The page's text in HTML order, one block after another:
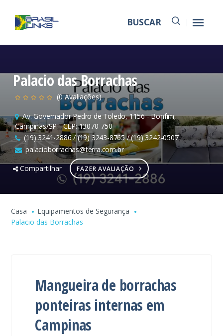
BUSCAR
Palacio das Borrachas
(0 Avaliações)
Av. Governador Pedro de Toledo, 1156 - Bonfim,
Campinas/SP - CEP: 13070-750
(19) 3241-2886 / (19) 3243-8765 / (19) 3242-0507
palacioborrachas@terra.com.br
Compartilhar
FAZER AVALIAÇÃO
Casa
Equipamentos de Segurança
Palacio das Borrachas
Mangueira de borrachas
ponteiras internas em
Campinas